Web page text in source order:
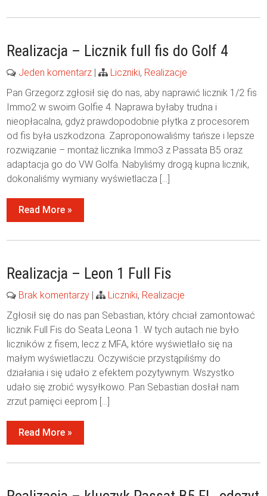
Realizacja – Licznik full fis do Golf 4
Jeden komentarz | Liczniki, Realizacje
Pan Grzegorz zgłosił się do nas, aby naprawić licznik 1/2 fis
Immo2 w swoim Golfie 4. Naprawa byłaby trudna i
nieopłacalna, gdyż prawdopodobnie płytka z procesorem
od fis była uszkodzona. Zaproponowaliśmy tańsze i lepsze
rozwiązanie – montaż licznika Immo3 z Passata B5 oraz
adaptacja go do VW Golfa. Nabyliśmy drogą kupna licznik,
dokonaliśmy wymiany wyświetlacza […]
Read More »
Realizacja – Leon 1 Full Fis
Brak komentarzy | Liczniki, Realizacje
Zgłosił się do nas pan Sebastian, który chciał zamontować
licznik Full Fis do Seata Leona 1. W tych autach nie było
liczników z fisem, lecz z MFA, które wyświetlało się na
małym wyświetlaczu. Oczywiście przystąpiliśmy do
działania i się udało z efektem pozytywnym. Wszystko
udało się zrobić wysyłkowo. Pan Sebastian dosłał nam
zrzut pamięci eeprom […]
Read More »